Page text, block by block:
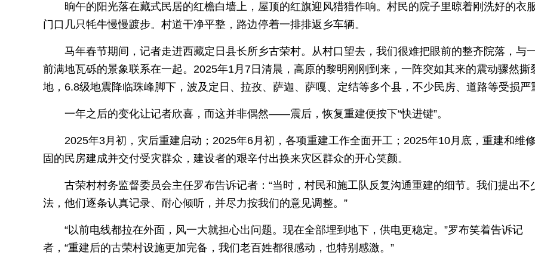
晌午的阳光落在藏式民居的红檐白墙上，屋顶的红旗迎风猎猎作响。村民的院子里晾着刚洗好的衣
门口几只牦牛慢慢踱步。村道干净平整，路边停着一排排返乡车辆。
马年春节期间，记者走进西藏定日县长所乡古荣村。从村口望去，我们很难把眼前的整齐院落，与
前满地瓦砾的景象联系在一起。2025年1月7日清晨，高原的黎明刚刚到来，一阵突如其来的震动骤然撕
地，6.8级地震降临珠峰脚下，波及定日、拉孜、萨迦、萨嘎、定结等多个县，不少民房、道路等受损严
一年之后的变化让记者欣喜，而这并非偶然——震后，恢复重建便按下“快进键”。
2025年3月初，灾后重建启动；2025年6月初，各项重建工作全面开工；2025年10月底，重建和维
固的民房建成并交付受灾群众，建设者的艰辛付出换来灾区群众的开心笑颜。
古荣村村务监督委员会主任罗布告诉记者：“当时，村民和施工队反复沟通重建的细节。我们提出不
法，他们逐条认真记录、耐心倾听，并尽力按我们的意见调整。”
“以前电线都拉在外面，风一大就担心出问题。现在全部埋到地下，供电更稳定。”罗布笑着告诉记
者，“重建后的古荣村设施更加完备，我们老百姓都很感动，也特别感激。”